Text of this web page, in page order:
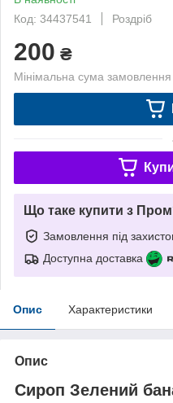
Код: 34437541
Роздріб
200 ₴
Мінімальна сума
Що таке купити з
Замовлення під
Доступна доставка
Опис Характеристики
Опис
Сироп Зелений